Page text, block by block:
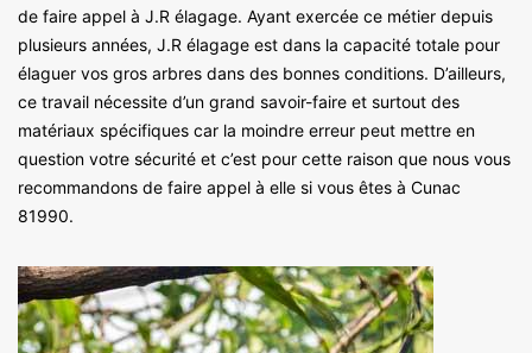
de faire appel à J.R élagage. Ayant exercée ce métier depuis
plusieurs années, J.R élagage est dans la capacité totale pour
élaguer vos gros arbres dans des bonnes conditions. D’ailleurs,
ce travail nécessite d’un grand savoir-faire et surtout des
matériaux spécifiques car la moindre erreur peut mettre en
question votre sécurité et c’est pour cette raison que nous vous
recommandons de faire appel à elle si vous êtes à Cunac
81990.